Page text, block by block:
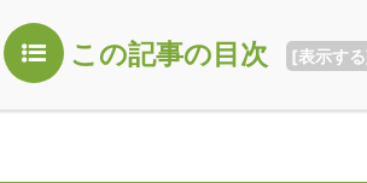
この記事の目次 [表示する